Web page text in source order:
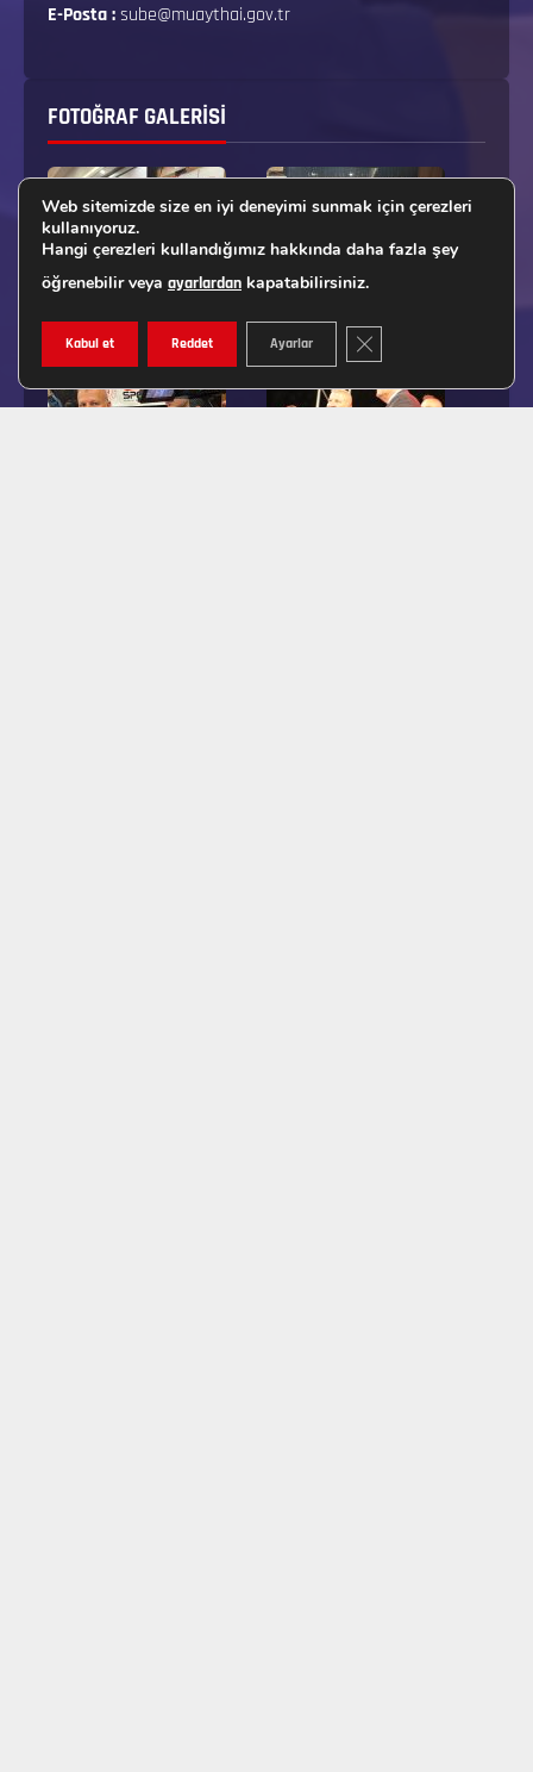
E-Posta :sube@muaythai.gov.tr
FOTOĞRAF GALERISI
Web sitemizde size en iyi deneyimi sunmak için çerezleri
kullanıyoruz.
Hangi çerezleri kullandığımız hakkında daha fazla şey
öğrenebilir veya ayarlardan kapatabilirsiniz.
Kabul et Reddet Ayarlar GDPR ÇEREZ ŞERIDINI